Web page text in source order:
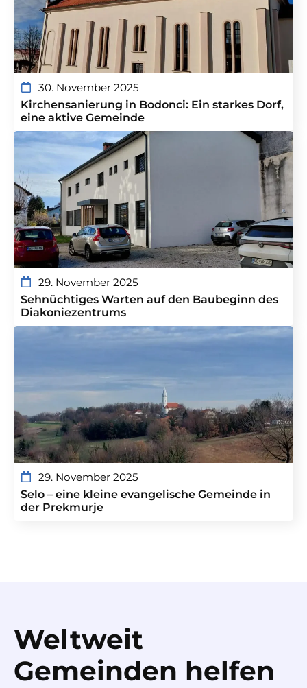
30. November 2025
Kirchensanierung in Bodonci: Ein starkes Dorf,
eine aktive Gemeinde
29. November 2025
Sehnüchtiges Warten auf den Baubeginn des
Diakoniezentrums
29. November 2025
Selo – eine kleine evangelische Gemeinde in
der Prekmurje
Weltweit
Gemeinden helfen